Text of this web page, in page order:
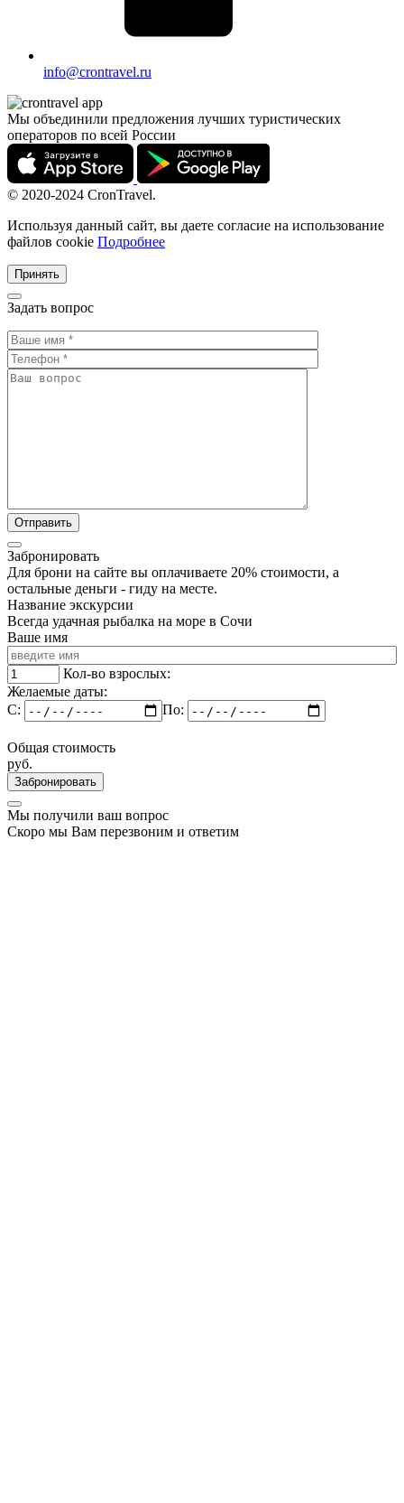
info@crontravel.ru
Мы объединили предложения лучших туристических
операторов по всей России
© 2020-2024 CronTravel.
Используя данный сайт, вы даете согласие на использование
файлов cookie Подробнее
Принять
Задать вопрос
Забронировать
Для брони на сайте вы оплачиваете 20% стоимости, а
остальные деньги - гиду на месте.
Название экскурсии
Всегда удачная рыбалка на море в Сочи
Ваше имя
Кол-во взрослых:
Желаемые даты:
C:
По:
Общая стоимость
руб.
Забронировать
Мы получили ваш вопрос
Скоро мы Вам перезвоним и ответим